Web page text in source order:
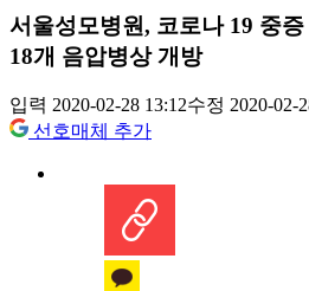
서울성모병원, 코로나 19 중
18개 음압병상 개방
입력 2020-02-28 13:12수정 2020-02-
선호매체 추가